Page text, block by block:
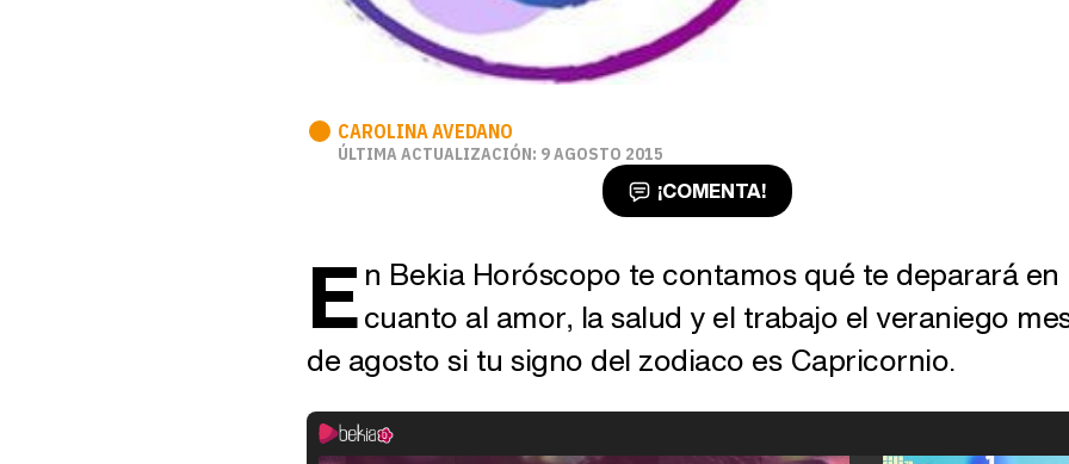
CAROLINA AVEDANO
ÚLTIMA ACTUALIZACIÓN: 9 AGOSTO 2015
¡COMENTA!
En Bekia Horóscopo te contamos qué te deparará en
cuanto al amor, la salud y el trabajo el veraniego
de agosto si tu signo del zodiaco es Capricornio.